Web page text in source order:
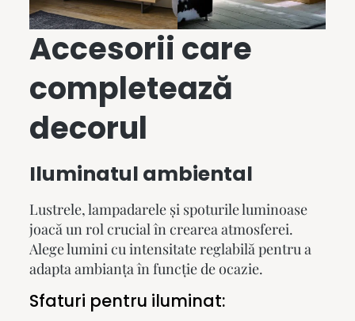
Accesorii care
completează
decorul
Iluminatul ambiental
Lustrele, lampadarele și spoturile luminoase
joacă un rol crucial în crearea atmosferei.
Alege lumini cu intensitate reglabilă pentru a
adapta ambianța în funcție de ocazie.
Sfaturi pentru iluminat: